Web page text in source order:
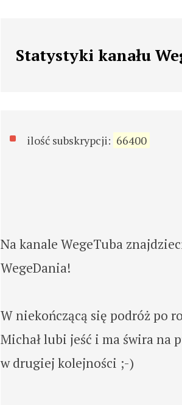
Statystyki kanału
ilość subskrypcji: 66400
Na kanale WegeTuba
WegeDania!
W niekończącą się podróż po
Michał lubi jeść i ma świra na
w drugiej kolejności ;-)